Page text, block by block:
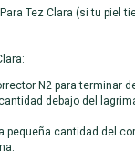
Tez Clara (si tu piel
N2 para terminar
debajo del
pequeña cantidad del